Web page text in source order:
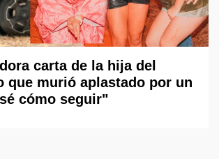
carta de la hija del
que murió aplastado por un
cómo seguir"